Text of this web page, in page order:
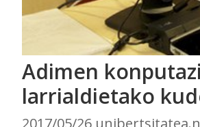
Adimen
larrialdietako
2017/05/26